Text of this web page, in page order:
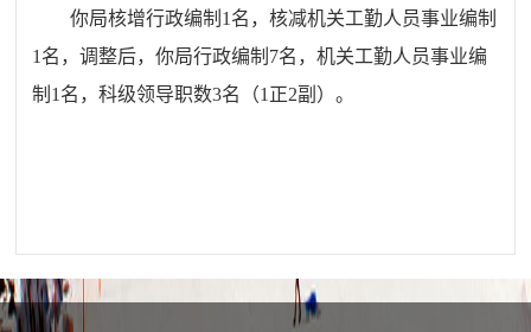
你局核增行政编制 1 名，核减机关工勤人员事业编制
1名 ，调整后，你局行政编制 7名 ，机关工勤人员事业编
制 1名，科级领导职数3名（1正2副）。